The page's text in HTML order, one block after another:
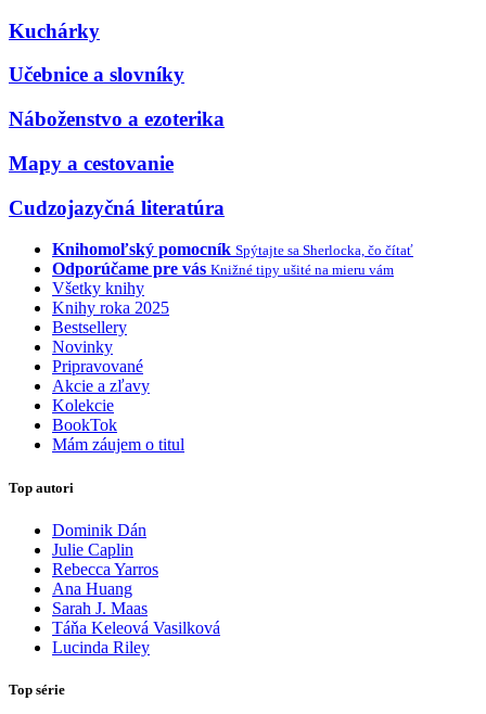
Kuchárky
Učebnice a slovníky
Náboženstvo a ezoterika
Mapy a cestovanie
Cudzojazyčná literatúra
Knihomoľský pomocník Spýtajte sa Sherlocka, čo čítať
Odporúčame pre vás Knižné tipy ušité na mieru vám
Všetky knihy
Knihy roka 2025
Bestsellery
Novinky
Pripravované
Akcie a zľavy
Kolekcie
BookTok
Mám záujem o titul
Top autori
Dominik Dán
Julie Caplin
Rebecca Yarros
Ana Huang
Sarah J. Maas
Táňa Keleová Vasilková
Lucinda Riley
Top série